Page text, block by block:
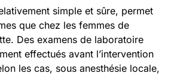
simple et sûre, permet
que chez les femmes de
Des examens de laboratoire
effectués avant l’intervention
les cas, sous anesthésie locale,